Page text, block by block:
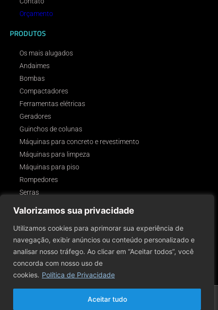
Valorizamos sua privacidade
Utilizamos cookies para aprimorar sua experiência de
navegação, exibir anúncios ou conteúdo personalizado e
analisar nosso tráfego. Ao clicar em “Aceitar todos”, você
concorda com nosso uso de
cookies. Política de Privacidade
Aceitar tudo
Orçamento
PRODUTOS
Os mais alugados
Andaimes
Bombas
Compactadores
Ferramentas elétricas
Geradores
Guinchos de colunas
Máquinas para concreto e revestimento
Máquinas para limpeza
Máquinas para piso
Rompedores
Serras
SIGA-NOS!
Ferramentas E Equipamentos Para Construção